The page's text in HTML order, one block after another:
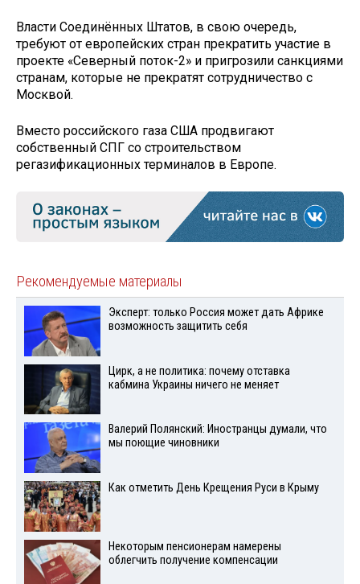
Власти Соединённых Штатов, в свою очередь,
требуют от европейских стран прекратить участие в
проекте «Северный поток-2» и пригрозили санкциями
странам, которые не прекратят сотрудничество с
Москвой.
Вместо российского газа США продвигают
собственный СПГ со строительством
регазификационных терминалов в Европе.
Рекомендуемые материалы
Эксперт: только Россия может дать Африке
возможность защитить себя
Цирк, а не политика: почему отставка
кабмина Украины ничего не меняет
Валерий Полянский: Иностранцы думали, что
мы поющие чиновники
Как отметить День Крещения Руси в Крыму
Некоторым пенсионерам намерены
облегчить получение компенсации